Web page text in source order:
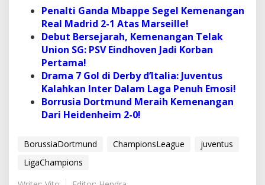
Penalti Ganda Mbappe Segel Kemenangan
Real Madrid 2-1 Atas Marseille!
Debut Bersejarah, Kemenangan Telak
Union SG: PSV Eindhoven Jadi Korban
Pertama!
Drama 7 Gol di Derby d’Italia: Juventus
Kalahkan Inter Dalam Laga Penuh Emosi!
Borrusia Dortmund Meraih Kemenangan
Dari Heidenheim 2-0!
BorussiaDortmund ChampionsLeague
juventus
LigaChampions